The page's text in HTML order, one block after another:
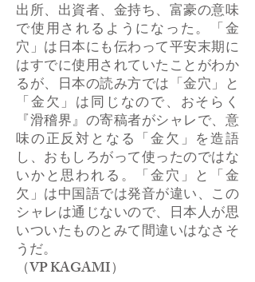
出所、出資者、金持ち、富豪の意味
で使用されるようになった。「金
穴」は日本にも伝わって平安末期に
はすでに使用されていたことがわか
るが、日本の読み方では「金穴」と
「金欠」は同じなので、おそらく
『滑稽界』の寄稿者がシャレで、意
味の正反対となる「金欠」を造語
し、おもしろがって使ったのではな
いかと思われる。「金穴」と「金
欠」は中国語では発音が違い、この
シャレは通じないので、日本人が思
いついたものとみて間違いはなさそ
うだ。
（VP KAGAMI）